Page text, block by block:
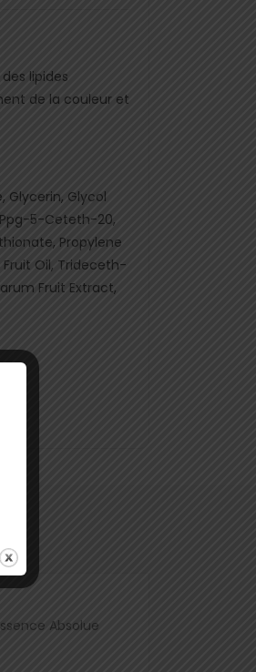
lipides
de la couleur et
Glycerin, Glycol
5-Ceteth-20,
Propylene
Fruit Oil, Trideceth-
Fruit Extract,